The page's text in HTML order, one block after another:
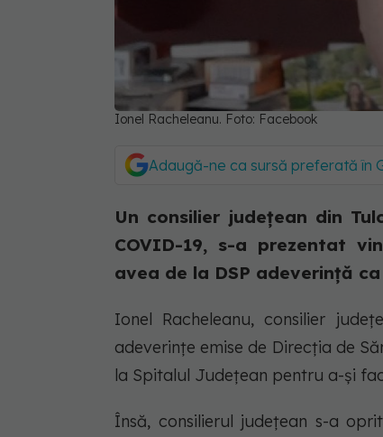
Ionel Racheleanu. Foto: Facebook
Adaugă-ne ca sursă preferată în
Un consilier județean din
COVID-19, s-a prezentat
avea de la DSP adeverință
Ionel Racheleanu, consilier
adeverințe emise de Direcția de
la Spitalul Județean pentru a-și
Însă, consilierul județean s-a